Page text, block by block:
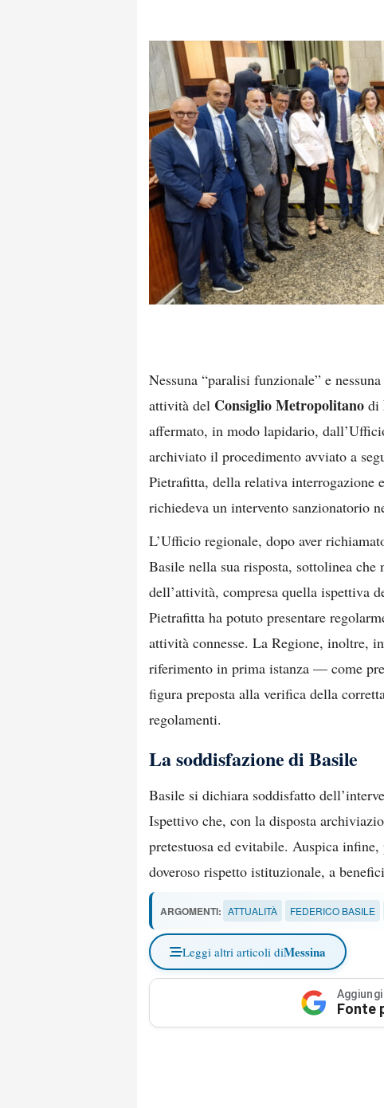
Nessuna “paralisi funzionale” e
attività del Consiglio Metropolitano di
affermato, in modo lapidario,
archiviato il procedimento avviato a
Pietrafitta, della relativa interrogazione
richiedeva un intervento sanzionatorio
L’Ufficio regionale, dopo aver
Basile nella sua risposta, sottolinea
dell’attività, compresa quella ispettiva
Pietrafitta ha potuto presentare
attività connesse. La Regione, inoltre,
riferimento in prima istanza — come
figura preposta alla verifica della
regolamenti.
La soddisfazione di Basile
Basile si dichiara soddisfatto
Ispettivo che, con la disposta
pretestuosa ed evitabile. Auspica
doveroso rispetto istituzionale, a
ARGOMENTI: ATTUALITÀ FEDERICO BASILE
Leggi altri articoli diMessina
Fonte